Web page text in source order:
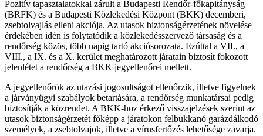
Pozitív tapasztalatokkal zárult a Budapesti Rendőr-főkapitányság
(BRFK) és a Budapesti Közlekedési Központ (BKK) decemberi,
zsebtolvajlás elleni akciója. Az utasok biztonságérzetének növelése
érdekében idén is folytatódik a közlekedésszervező társaság és a
rendőrség közös, több napig tartó akciósorozata. Ezúttal a VII., a
VIII., a IX. és a X. kerület meghatározott járatain biztosít fokozott
jelenlétet a rendőrség a BKK jegyellenőrei mellett.
A jegyellenőrök az utazási jogosultságot ellenőrzik, illetve figyelnek
a járványügyi szabályok betartására, a rendőrség munkatársai pedig
biztosítják a közrendet. A BKK-hoz érkező visszajelzések szerint az
utasok biztonságérzetét főképp a járatokon felbukkanó garázdálkodó
személyek, a zsebtolvajok, illetve a vírusfertőzés lehetősége zavarja.